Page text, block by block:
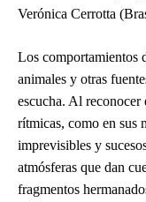
Verónica Cerrotta
Los comportamientos
animales y otras
escucha. Al reconocer
rítmicas, como en sus
imprevisibles y
atmósferas que dan
fragmentos